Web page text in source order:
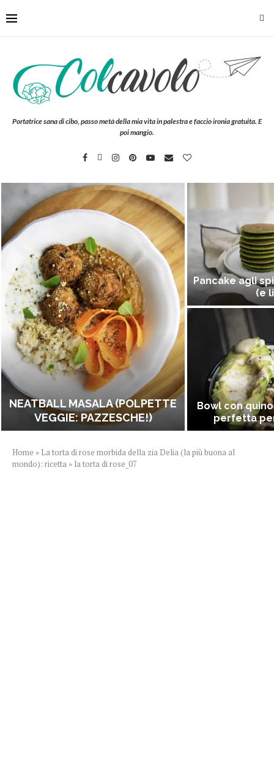
Portatrice sana di cibo, passo metà della mia vita in palestra e faccio ironia gratuita. E
poi mangio.
NEATBALL MASALA (POLPETTE
VEGGIE: PAZZESCHE!)
Pancake agli
(e
Bowl con
perfetta
Home » La torta di rose morbida della zia Delia (la più buona al
mondo): ricetta » la torta di rose_07